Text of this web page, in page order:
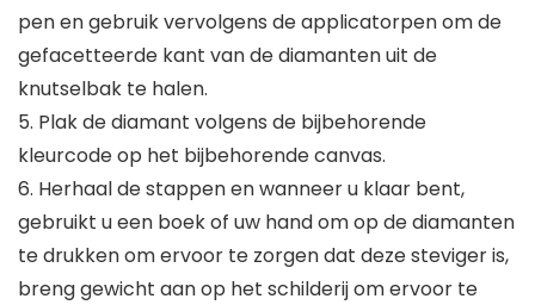
pen en gebruik vervolgens de applicatorpen om de
gefacetteerde kant van de diamanten uit de
knutselbak te halen.
5. Plak de diamant volgens de bijbehorende
kleurcode op het bijbehorende canvas.
6. Herhaal de stappen en wanneer u klaar bent,
gebruikt u een boek of uw hand om op de diamanten
te drukken om ervoor te zorgen dat deze steviger is,
breng gewicht aan op het schilderij om ervoor te